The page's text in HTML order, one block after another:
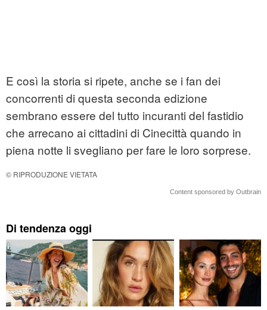
E così la storia si ripete, anche se i fan dei
concorrenti di questa seconda edizione
sembrano essere del tutto incuranti del fastidio
che arrecano ai cittadini di Cinecittà quando in
piena notte li svegliano per fare le loro sorprese.
© RIPRODUZIONE VIETATA
Content sponsored by Outbrain
Di tendenza oggi